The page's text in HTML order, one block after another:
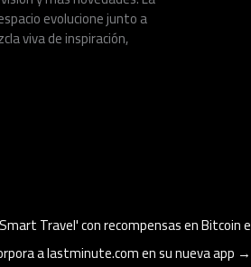
evolucione junto a
viva de inspiración,
Travel' con recompensas en Bitcoin e
a lastminute.com en su nueva app →